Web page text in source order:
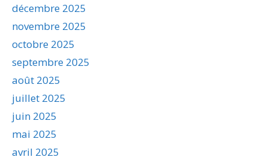
décembre 2025
novembre 2025
octobre 2025
septembre 2025
août 2025
juillet 2025
juin 2025
mai 2025
avril 2025